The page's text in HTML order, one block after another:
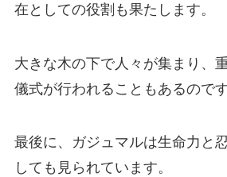
在としての役割も果たします。
大きな木の下で人々が集まり、
儀式が行われることもあるのです
最後に、ガジュマルは生命力と
しても見られています。